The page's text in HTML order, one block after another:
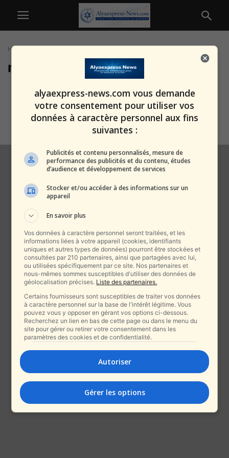
Home
mineurs inculpés
Jeu tragique, mort réelle : deux
adolescents inculpés après la
mort...
alxprss_sab
alyaexpress-news.com vous demande
votre consentement pour utiliser vos
données à caractère personnel aux fins
suivantes :
Publicités et contenu personnalisés, mesure de
performance des publicités et du contenu, études
d’audience et développement de services
Stocker et/ou accéder à des informations sur un
appareil
En savoir plus
Vos données à caractère personnel seront traitées, et les
informations liées à votre appareil (cookies, identifiants
uniques et autres types de données) pourront être stockées et
consultées par 210 partenaires, ainsi que partagées avec lui,
ou utilisées spécifiquement par ce site. Nos partenaires et
nous-mêmes sommes susceptibles d'utiliser des données de
géolocalisation précises. Liste des partenaires.
Certains fournisseurs sont susceptibles de traiter vos données
à caractère personnel sur la base de l'intérêt légitime. Vous
pouvez vous y opposer en gérant vos options ci-dessous.
Recherchez un lien en bas de cette page ou dans le menu du
site pour gérer ou retirer votre consentement dans les
paramètres des cookies et de confidentialité.
Autoriser
Gérer les options